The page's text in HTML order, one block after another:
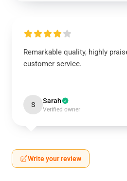
Remarkable quality, highly
customer service.
S Sarah
Verified owner
Write your review